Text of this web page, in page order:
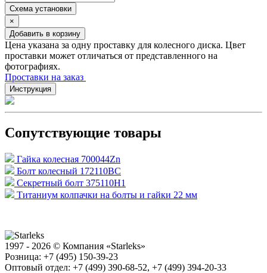
Схема установки
×
Добавить в корзину
Цена указана за одну проставку для колесного диска. Цвет
проставки может отличаться от представленного на
фотографиях.
Проставки на заказ
Инструкция
Сопутствующие товары
Гайка колесная 700044Zn
Болт колесный 172110BC
Секретный болт 375110H1
Титаниум колпачки на болты и гайки 22 мм
1997 - 2026 © Компания «Starleks»
Розница: +7 (495) 150-39-23
Оптовый отдел: +7 (499) 390-68-52, +7 (499) 394-20-33